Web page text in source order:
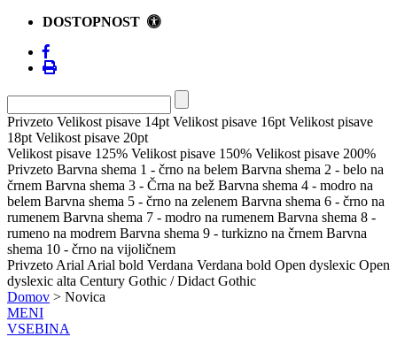
DOSTOPNOST
Privzeto Velikost pisave 14pt Velikost pisave 16pt Velikost pisave
18pt Velikost pisave 20pt
Velikost pisave 125% Velikost pisave 150% Velikost pisave 200%
Privzeto Barvna shema 1 - črno na belem Barvna shema 2 - belo na
črnem Barvna shema 3 - Črna na bež Barvna shema 4 - modro na
belem Barvna shema 5 - črno na zelenem Barvna shema 6 - črno na
rumenem Barvna shema 7 - modro na rumenem Barvna shema 8 -
rumeno na modrem Barvna shema 9 - turkizno na črnem Barvna
shema 10 - črno na vijoličnem
Privzeto Arial Arial bold Verdana Verdana bold Open dyslexic Open
dyslexic alta Century Gothic / Didact Gothic
Domov > Novica
MENI
VSEBINA